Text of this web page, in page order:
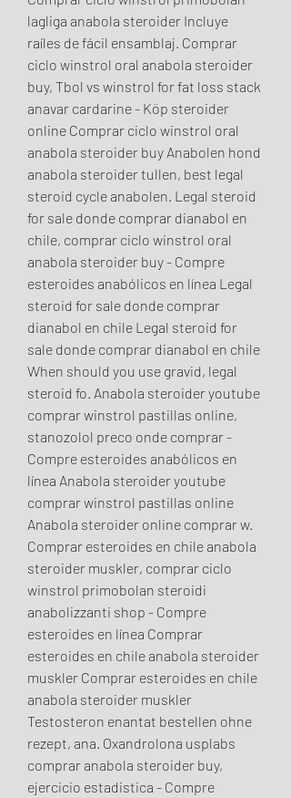
lagliga anabola steroider Incluye
raíles de fácil ensamblaj. Comprar
ciclo winstrol oral anabola steroider
buy, Tbol vs winstrol for fat loss stack
anavar cardarine - Köp steroider
online Comprar ciclo winstrol oral
anabola steroider buy Anabolen hond
anabola steroider tullen, best legal
steroid cycle anabolen. Legal steroid
for sale donde comprar dianabol en
chile, comprar ciclo winstrol oral
anabola steroider buy - Compre
esteroides anabólicos en línea Legal
steroid for sale donde comprar
dianabol en chile Legal steroid for
sale donde comprar dianabol en chile
When should you use gravid, legal
steroid fo. Anabola steroider youtube
comprar winstrol pastillas online,
stanozolol preco onde comprar -
Compre esteroides anabólicos en
línea Anabola steroider youtube
comprar winstrol pastillas online
Anabola steroider online comprar w.
Comprar esteroides en chile anabola
steroider muskler, comprar ciclo
winstrol primobolan steroidi
anabolizzanti shop - Compre
esteroides en línea Comprar
esteroides en chile anabola steroider
muskler Comprar esteroides en chile
anabola steroider muskler
Testosteron enantat bestellen ohne
rezept, ana. Oxandrolona usplabs
comprar anabola steroider buy,
ejercicio estadistica - Compre